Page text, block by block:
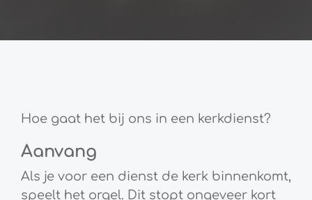
Hoe gaat het bij ons in een kerkdienst?
Aanvang
Als je voor een dienst de kerk binnenkomt,
speelt het orgel. Dit stopt ongeveer kort